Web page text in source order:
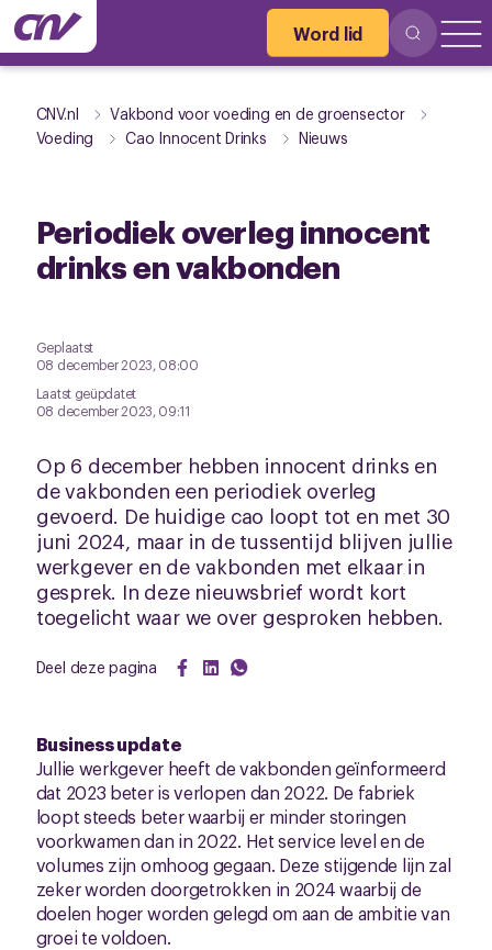
Word lid
CNV.nl
Vakbond voor voeding en de groensector
Voeding
Cao Innocent Drinks Nieuws
Periodiek overleg innocent
drinks en vakbonden
Geplaatst
08 december 2023, 08:00
Laatst geüpdatet
08 december 2023, 09:11
Op 6 december hebben innocent drinks en
de vakbonden een periodiek overleg
gevoerd. De huidige cao loopt tot en met 30
juni 2024, maar in de tussentijd blijven jullie
werkgever en de vakbonden met elkaar in
gesprek. In deze nieuwsbrief wordt kort
toegelicht waar we over gesproken hebben.
Deel deze pagina
Business update
Jullie werkgever heeft de vakbonden geïnformeerd
dat 2023 beter is verlopen dan 2022. De fabriek
loopt steeds beter waarbij er minder storingen
voorkwamen dan in 2022. Het service level en de
volumes zijn omhoog gegaan. Deze stijgende lijn zal
zeker worden doorgetrokken in 2024 waarbij de
doelen hoger worden gelegd om aan de ambitie van
groei te voldoen.